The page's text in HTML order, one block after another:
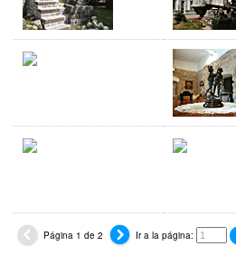
Página 1 de 2 Ir a la página: